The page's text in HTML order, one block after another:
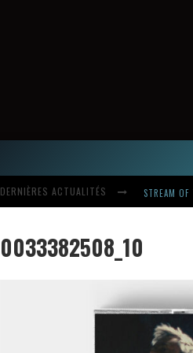
DERNIÈRES ACTUALITÉS
STREAM
0033382508_10